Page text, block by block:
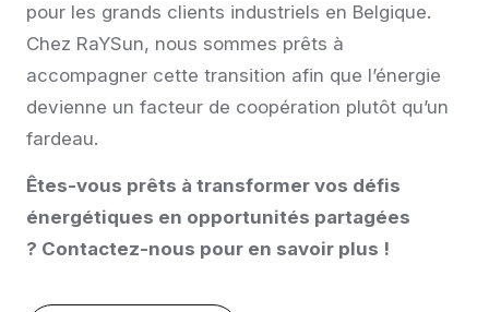
pour les grands clients industriels en Belgique.
Chez RaYSun, nous sommes prêts à
accompagner cette transition afin que l’énergie
devienne un facteur de coopération plutôt qu’un
fardeau.
Êtes-vous prêts à transformer vos défis
énergétiques en opportunités partagées
? Contactez-nous pour en savoir plus !